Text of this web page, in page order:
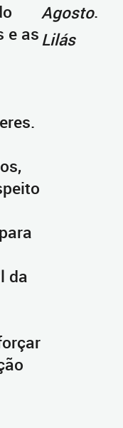
e as
da
Agosto
Lilás
.